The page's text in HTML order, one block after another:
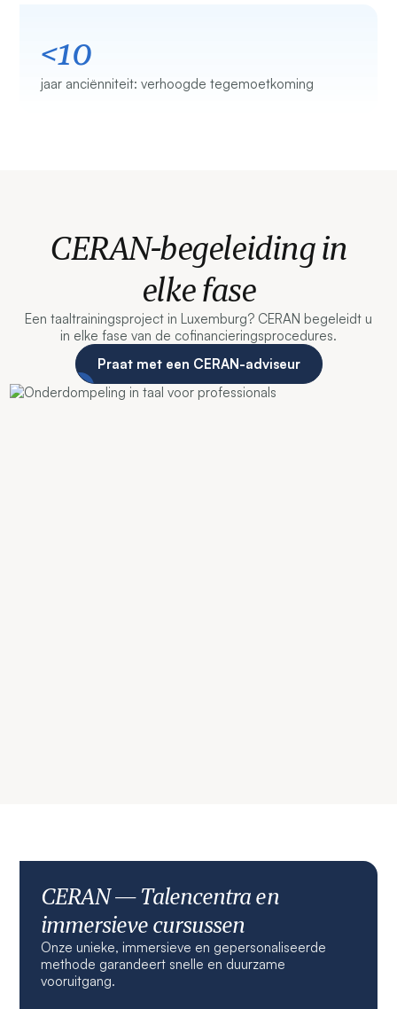
<10
jaar anciënniteit: verhoogde tegemoetkoming
CERAN-begeleiding in
elke fase
Een taaltrainingsproject in Luxemburg? CERAN begeleidt u
in elke fase van de cofinancieringsprocedures.
Praat met een CERAN-adviseur
CERAN — Talencentra en
immersieve cursussen
Onze unieke, immersieve en gepersonaliseerde
methode garandeert snelle en duurzame
vooruitgang.